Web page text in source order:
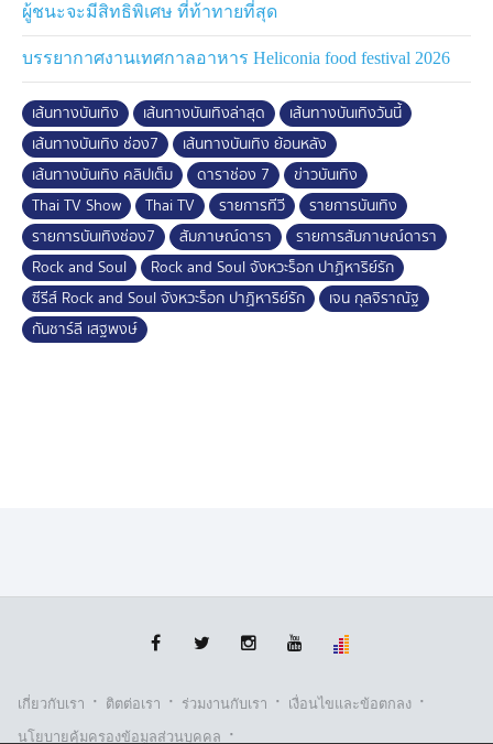
ผู้ชนะจะมีสิทธิพิเศษ ที่ท้าทายที่สุด
บรรยากาศงานเทศกาลอาหาร Heliconia food festival 2026
เส้นทางบันเทิง เส้นทางบันเทิงล่าสุด
เส้นทางบันเทิงวันนี้
เส้นทางบันเทิง ช่อง7
เส้นทางบันเทิง ย้อนหลัง
เส้นทางบันเทิง คลิปเต็ม
ดาราช่อง 7
ข่าวบันเทิง
Thai TV Show
Thai TV รายการทีวี
รายการบันเทิง
รายการบันเทิงช่อง7
สัมภาษณ์ดารา
รายการสัมภาษณ์ดารา
Rock and Soul
Rock and Soul จังหวะร็อก ปาฏิหาริย์รัก
ซีรีส์ Rock and Soul จังหวะร็อก ปาฏิหาริย์รัก
เจน กุลจิราณัฐ
กันชาร์ลี เสฐพงษ์
เกี่ยวกับเรา · ติตต่อเรา · ร่วมงานกับเรา · เงื่อนไขและข้อตกลง ·
นโยบายคุ้มครองข้อมูลส่วนบุคคล ·